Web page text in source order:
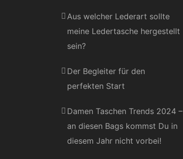
Aus welcher Lederart sollte
meine Ledertasche hergestellt
sein?
Der Begleiter für den
perfekten Start
Damen Taschen Trends 2024 –
an diesen Bags kommst Du in
diesem Jahr nicht vorbei!